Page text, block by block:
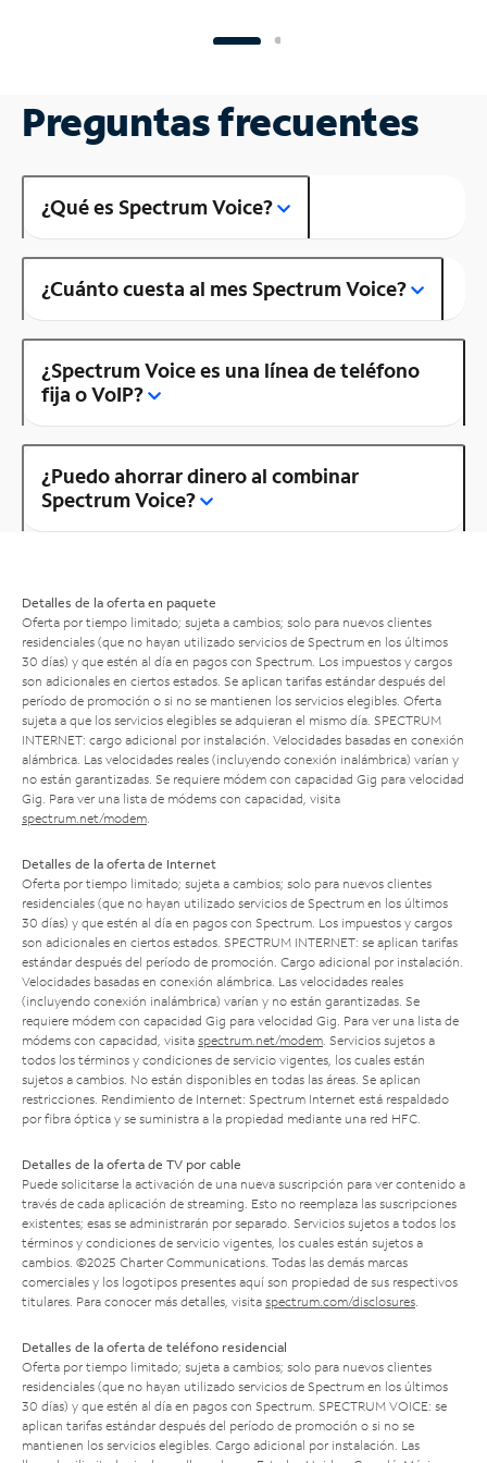
Preguntas frecuentes
¿Qué es Spectrum Voice?
¿Cuánto cuesta al mes Spectrum Voice?
¿Spectrum Voice es una línea de teléfono
fija o VoIP?
¿Puedo ahorrar dinero al combinar
Spectrum Voice?
Detalles de la oferta en paquete
Oferta por tiempo limitado; sujeta a cambios; solo para nuevos clientes
residenciales (que no hayan utilizado servicios de Spectrum en los últimos
30 días) y que estén al día en pagos con Spectrum. Los impuestos y cargos
son adicionales en ciertos estados. Se aplican tarifas estándar después del
período de promoción o si no se mantienen los servicios elegibles. Oferta
sujeta a que los servicios elegibles se adquieran el mismo día. SPECTRUM
INTERNET: cargo adicional por instalación. Velocidades basadas en conexión
alámbrica. Las velocidades reales (incluyendo conexión inalámbrica) varían y
no están garantizadas. Se requiere módem con capacidad Gig para velocidad
Gig. Para ver una lista de módems con capacidad, visita
spectrum.net/modem
Detalles de la oferta de Internet
Oferta por tiempo limitado; sujeta a cambios; solo para nuevos clientes
residenciales (que no hayan utilizado servicios de Spectrum en los últimos
30 días) y que estén al día en pagos con Spectrum. Los impuestos y cargos
son adicionales en ciertos estados. SPECTRUM INTERNET: se aplican tarifas
estándar después del período de promoción. Cargo adicional por instalación.
Velocidades basadas en conexión alámbrica. Las velocidades reales
(incluyendo conexión inalámbrica) varían y no están garantizadas. Se
requiere módem con capacidad Gig para velocidad Gig. Para ver una lista de
módems con capacidad, visita spectrum.net/modem . Servicios sujetos a
todos los términos y condiciones de servicio vigentes, los cuales están
sujetos a cambios. No están disponibles en todas las áreas. Se aplican
restricciones. Rendimiento de Internet: Spectrum Internet está respaldado
por fibra óptica y se suministra a la propiedad mediante una red HFC.
Detalles de la oferta de TV por cable
Puede solicitarse la activación de una nueva suscripción para ver contenido a
través de cada aplicación de streaming. Esto no reemplaza las suscripciones
existentes; esas se administrarán por separado. Servicios sujetos a todos los
términos y condiciones de servicio vigentes, los cuales están sujetos a
cambios. ©2025 Charter Communications. Todas las demás marcas
comerciales y los logotipos presentes aquí son propiedad de sus respectivos
titulares. Para conocer más detalles, visita spectrum.com/disclosures
Detalles de la oferta de teléfono residencial
Oferta por tiempo limitado; sujeta a cambios; solo para nuevos clientes
residenciales (que no hayan utilizado servicios de Spectrum en los últimos
30 días) y que estén al día en pagos con Spectrum. SPECTRUM VOICE: se
aplican tarifas estándar después del período de promoción o si no se
mantienen los servicios elegibles. Cargo adicional por instalación. Las